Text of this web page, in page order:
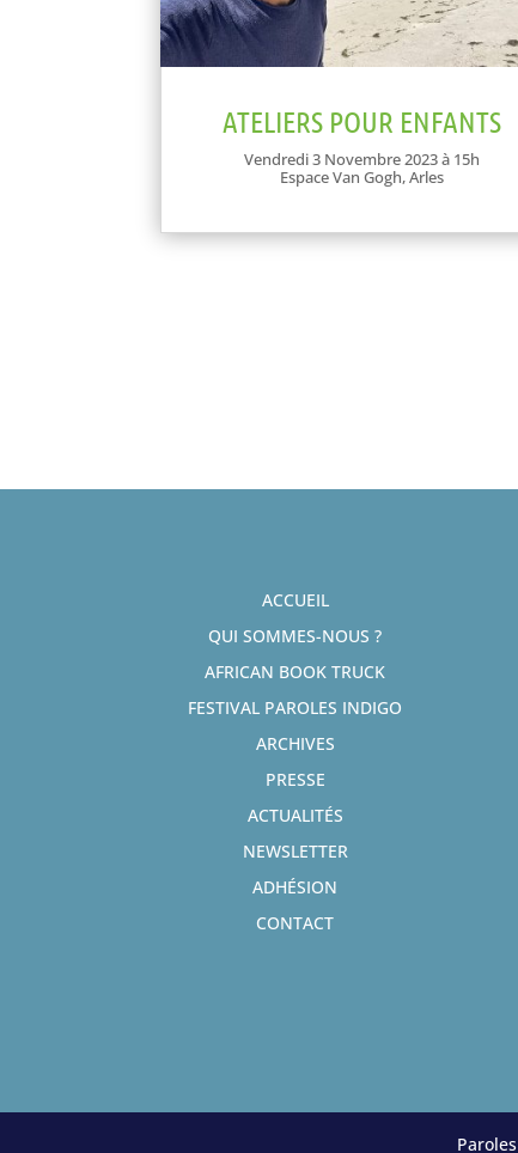
ATELIERS POUR ENFANTS
Vendredi 3 Novembre 2023 à 15h
Espace Van Gogh, Arles
ACCUEIL
QUI SOMMES-NOUS ?
AFRICAN BOOK TRUCK
FESTIVAL PAROLES INDIGO
ARCHIVES
PRESSE
ACTUALITÉS
NEWSLETTER
ADHÉSION
CONTACT